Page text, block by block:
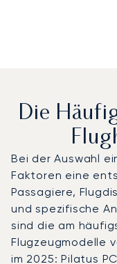
Die
Bei der Auswahl
Faktoren eine
Passagiere,
und spezifische
sind die am
Flugzeugmodelle
im 2025: Pilatus